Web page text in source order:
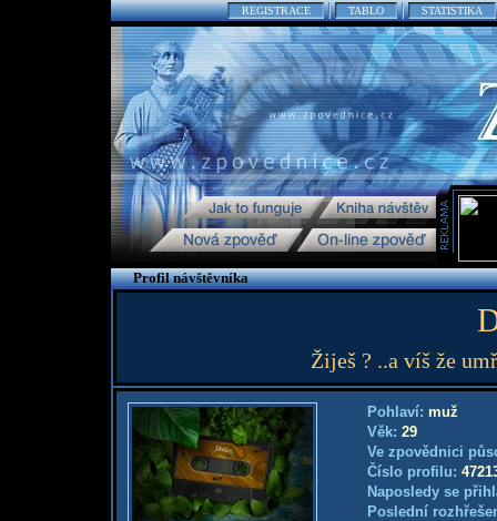
REGISTRACE TABLO STATISTIKA
Profil návštěvníka
Žiješ ? ..a víš že
Pohlaví: muž
Věk: 29
Ve zpovědnici
Číslo profilu:
Naposledy se
Poslední